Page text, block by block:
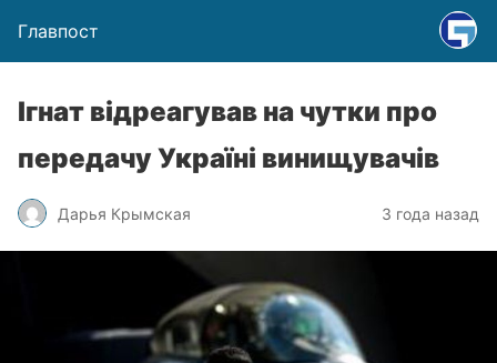
Главпост
Ігнат відреагував на чутки про
передачу Україні винищувачів
Дарья Крымская 3 года назад